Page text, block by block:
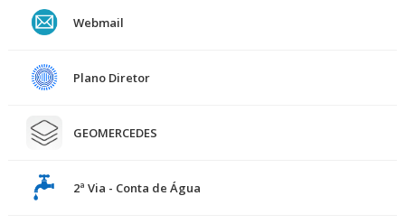
Webmail
Plano Diretor
GEOMERCEDES
2ª Via - Conta de Água